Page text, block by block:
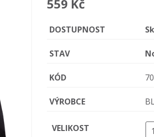
559 Kč
DOSTUPNOST
STAV
KÓD
VÝROBCE
VELIKOST